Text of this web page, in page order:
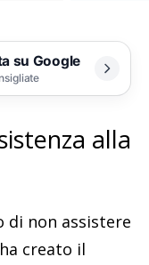
su Google
alla
di non assistere
creato il